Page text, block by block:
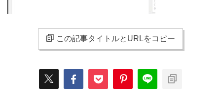
この記事タイトルとURLをコピー